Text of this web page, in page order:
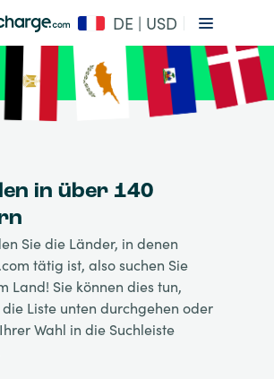
DE | USD
in über 140
Sie die Länder, in denen
tätig ist, also suchen Sie
Land! Sie können dies tun,
Liste unten durchgehen oder
Wahl in die Suchleiste